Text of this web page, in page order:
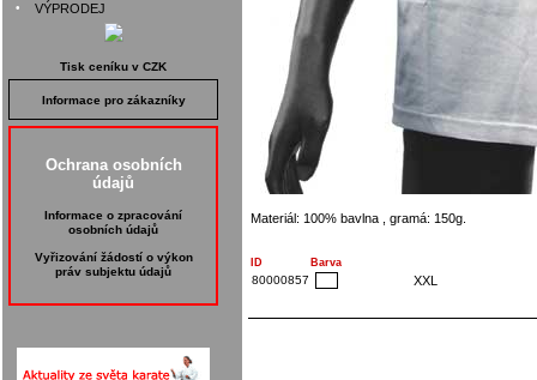
• VÝPRODEJ
Tisk ceníku v CZK
Informace pro zákazníky
Ochrana osobních
údajů
Informace o zpracování
osobních údajů
Vyřizování žádostí o výkon
práv subjektu údajů
Materiál: 100% bavlna , gramá: 150g.
ID Barva
80000857 XXL